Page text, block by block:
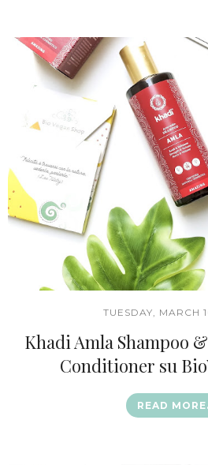
TUESDAY, MARCH
Khadi Amla Shampoo
Conditioner su
READ